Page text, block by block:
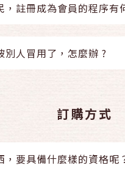
，註冊成為會員的程序有
人冒用了，怎麼辦 ?
訂購方式
，要具備什麼樣的資格呢